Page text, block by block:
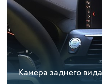
Камера заднего вида